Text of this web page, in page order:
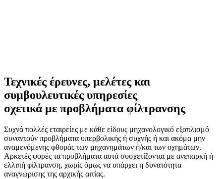
Τεχνικές έρευνες, μελέτες και
συμβουλευτικές υπηρεσίες
σχετικά με προβλήματα φίλτρανσης
Συχνά πολλές εταιρείες με κάθε είδους μηχανολογικό εξοπλισμό
συναντούν προβλήματα υπερβολικής ή συχνής ή και ακόμα μην
αναμενόμενης φθοράς των μηχανημάτων ή/και των οχημάτων.
Αρκετές φορές τα προβλήματα αυτά συσχετίζονται με ανεπαρκή ή
ελλιπή φίλτρανση, χωρίς όμως να υπάρχει η δυνατότητα
αναγνώρισης της αρχικής αιτίας.